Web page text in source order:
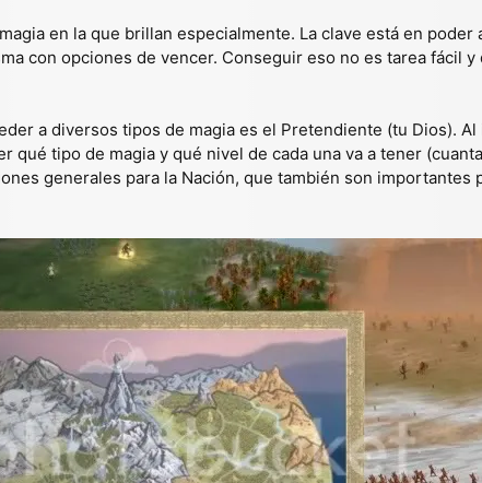
en la que brillan especialmente. La clave está en
con opciones de vencer. Conseguir eso no es tarea fácil
a diversos tipos de magia es el Pretendiente (tu Dios).
tipo de magia y qué nivel de cada una va a tener
generales para la Nación, que también son importantes